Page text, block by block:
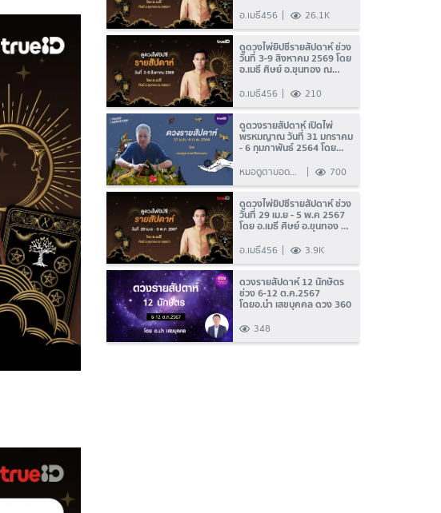
อ.เมธี456 26.1K
ดูดวงไพ่ยิปซีรายสัปดาห์ ช่วง
วันที่ 3-9 สิงหาคม 2569 โดย
อ.เมธี ศิษย์ อ.ขุนทอง ณ
อ.เมธี456 210
ดูดวงรายสัปดาห์ เปิดไพ่
พรหมญาณ วันที่ 31 มกราคม
- 6 กุมภาพันธ์ 2564 โดย
หมอดูตาบอด
ทิพยเนตร
700
ดูดวงไพ่ยิปซีรายสัปดาห์ ช่วง
วันที่ 29 เม.ย - 5 พ.ค 2567
โดย อ.เมธี ศิษย์ อ.ขุนทอง ณ
อ.เมธี456 3.9K
ดวงรายสัปดาห์ 12 นักษัตร
ช่วง 6-12 ต.ค.2567
โดยอ.นำ เสขบุคคล ดวง 360
348